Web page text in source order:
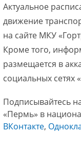
Актуальное
движение
на сайте МКУ
Кроме того,
размещается в
социальных сетях
Подписывайтесь
«Пермь» в
ВКонтакте,